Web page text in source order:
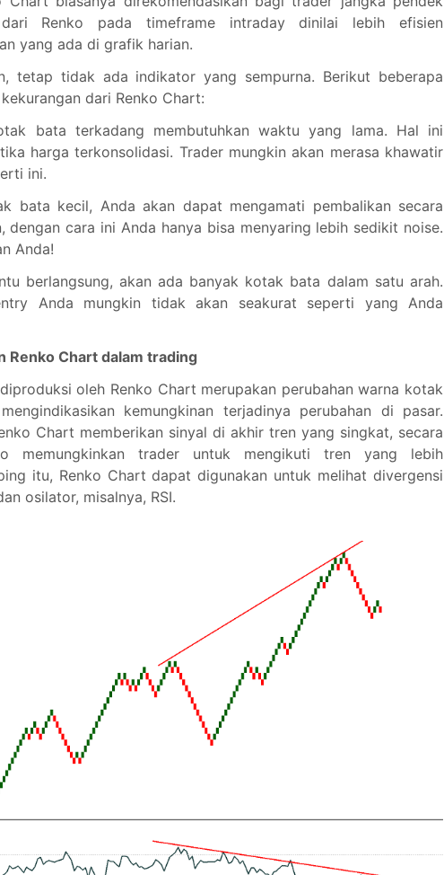
Renko pada timeframe intraday dinilai lebih efisien
yang ada di grafik harian.
tetap tidak ada indikator yang sempurna. Berikut beberapa
dari Renko Chart:
bata terkadang membutuhkan waktu yang lama. Hal ini
harga terkonsolidasi. Trader mungkin akan merasa khawatir
ini.
bata kecil, Anda akan dapat mengamati pembalikan secara
dengan cara ini Anda hanya bisa menyaring lebih sedikit noise.
Anda!
berlangsung, akan ada banyak kotak bata dalam satu arah.
Anda mungkin tidak akan seakurat seperti yang Anda
Renko Chart dalam trading
oleh Renko Chart merupakan perubahan warna kotak
kemungkinan terjadinya perubahan di pasar.
Chart memberikan sinyal di akhir tren yang singkat, secara
memungkinkan trader untuk mengikuti tren yang lebih
itu, Renko Chart dapat digunakan untuk melihat divergensi
osilator, misalnya, RSI.